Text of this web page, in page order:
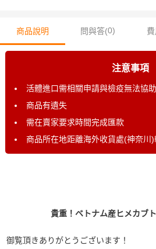
商品說明 問與答(0)
注意事項
活體進口需相關申請與檢疫無法協
商品有遺失
需在賣家要求時間完成匯款
商品所在地距離海外收貨處(神奈川
貴重！ベトナム産ヒメカブ
御覧頂きありがとうございます！